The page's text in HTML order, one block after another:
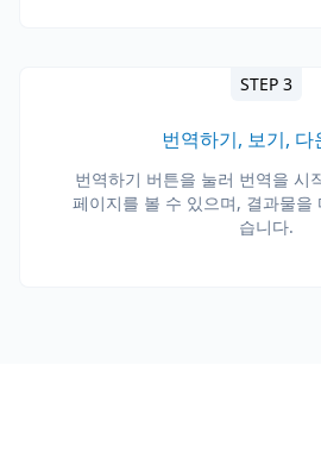
STEP 3
번역하기, 보기, 다
번역하기 버튼을 눌러 번역을 시
페이지를 볼 수 있으며, 결과물을
습니다.